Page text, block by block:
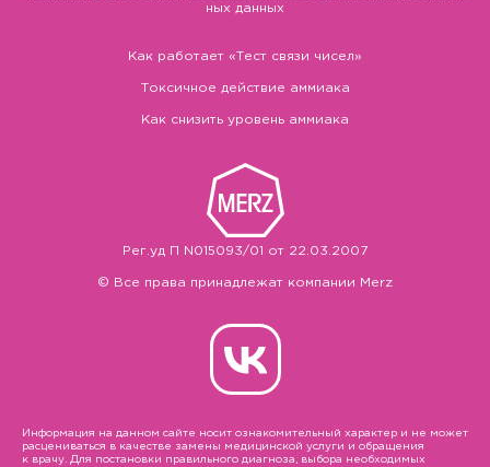
Рег.уд П N015093/01 от 22.03.2007
© Все права принадлежат компании Merz
ных данных
Как работает «Тест связи чисел»
Токсичное действие аммиака
Как снизить уровень аммиака
Информация на данном сайте носит ознакомительный характер и не может
расцениваться в качестве замены медицинской услуги и обращения
к врачу. Для постановки правильного диагноза, выбора необходимых